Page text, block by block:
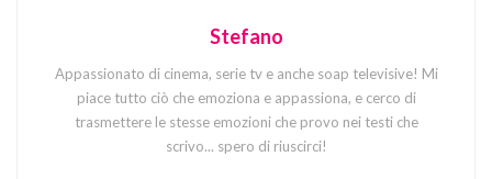
Stefano
Appassionato di cinema, serie tv e anche soap televisive! Mi
piace tutto ciò che emoziona e appassiona, e cerco di
trasmettere le stesse emozioni che provo nei testi che
scrivo... spero di riuscirci!